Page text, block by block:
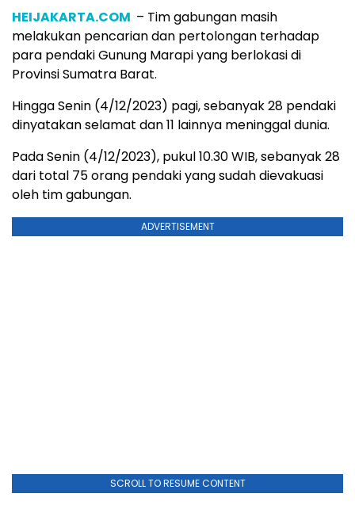
HEIJAKARTA.COM – Tim gabungan masih
melakukan pencarian dan pertolongan terhadap
para pendaki Gunung Marapi yang berlokasi di
Provinsi Sumatra Barat.
Hingga Senin (4/12/2023) pagi, sebanyak 28 pendaki
dinyatakan selamat dan 11 lainnya meninggal dunia.
Pada Senin (4/12/2023), pukul 10.30 WIB, sebanyak 28
dari total 75 orang pendaki yang sudah dievakuasi
oleh tim gabungan.
ADVERTISEMENT
SCROLL TO RESUME CONTENT